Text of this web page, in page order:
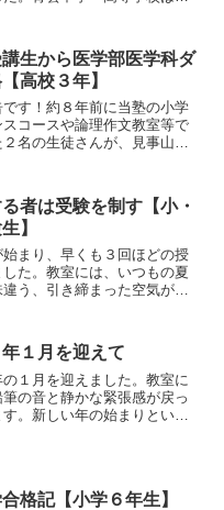
が自己の学力を高めるためと
目的で受験校と...
生から医学部医学科ダ
高校３年】
す！約８年前に当塾の小学
コースや論理作文教室等で
名の生徒さんが、見事山口
作文教室」などで基礎学力
固め、受験に...
者は受験を制す【小・
】
始まり、早くも３回ほどの授
た。教室には、いつもの夏
違う、引き締まった空気が流
意味を持つ季節です。学校の
るこの期間は、...
年１月を迎えて
の１月を迎えました。教室に
の音と静かな緊張感が戻っ
。新しい年の始まりという
格記【小学６年生】